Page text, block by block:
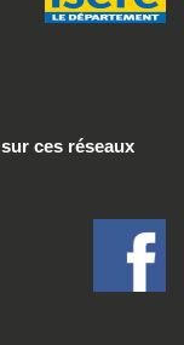
sur ces réseaux